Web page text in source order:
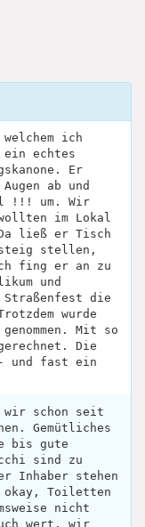
ich
echtes
Er
ab und
!!! um. Wir
im Lokal
ließ er Tisch
stellen,
fing er an zu
und
Straßenfest die
wurde
Mit so
Die
- und fast ein
wir schon seit
Gemütliches
bis gute
sind zu
Inhaber stehen
okay, Toiletten
nicht
wert, wir